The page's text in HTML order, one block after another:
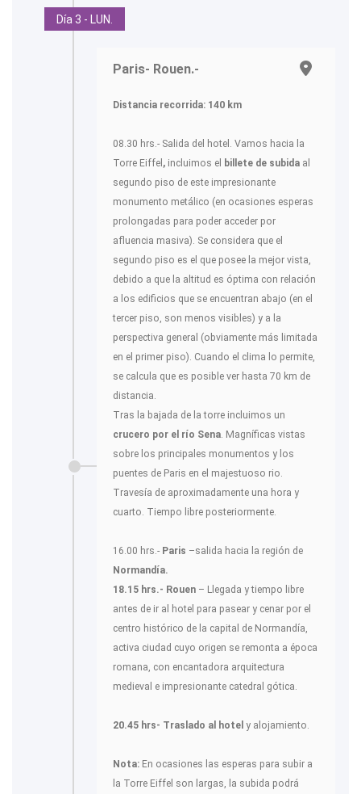
Día 3 - LUN.
Paris- Rouen.-
Distancia recorrida: 140 km
08.30 hrs.- Salida del hotel. Vamos hacia la
Torre Eiffel , incluimos el billete de subida al
segundo piso de este impresionante
monumento metálico (en ocasiones esperas
prolongadas para poder acceder por
afluencia masiva). Se considera que el
segundo piso es el que posee la mejor vista,
debido a que la altitud es óptima con relación
a los edificios que se encuentran abajo (en el
tercer piso, son menos visibles) y a la
perspectiva general (obviamente más limitada
en el primer piso). Cuando el clima lo permite,
se calcula que es posible ver hasta 70 km de
distancia.
Tras la bajada de la torre incluimos un
crucero por el río Sena . Magníficas vistas
sobre los principales monumentos y los
puentes de Paris en el majestuoso rio.
Travesía de aproximadamente una hora y
cuarto. Tiempo libre posteriormente.
16.00 hrs.- Paris –salida hacia la región de
Normandía.
18.15 hrs.- Rouen – Llegada y tiempo libre
antes de ir al hotel para pasear y cenar por el
centro histórico de la capital de Normandía,
activa ciudad cuyo origen se remonta a época
romana, con encantadora arquitectura
medieval e impresionante catedral gótica.
20.45 hrs- Traslado al hotel y alojamiento.
Nota: En ocasiones las esperas para subir a
la Torre Eiffel son largas, la subida podrá